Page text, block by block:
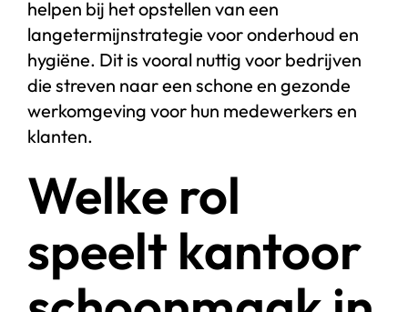
helpen bij het opstellen van een
langetermijnstrategie voor onderhoud en
hygiëne. Dit is vooral nuttig voor bedrijven
die streven naar een schone en gezonde
werkomgeving voor hun medewerkers en
klanten.
Welke rol
speelt kantoor